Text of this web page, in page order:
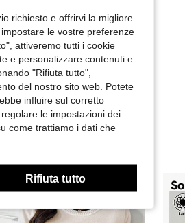
richiesto e offrirvi la migliore
le vostre preferenze
attiveremo tutti i cookie
e personalizzare contenuti e
"Rifiuta tutto",
del nostro sito web. Potete
influire sul corretto
le impostazioni dei
come trattiamo i dati che
Rifiuta tutto